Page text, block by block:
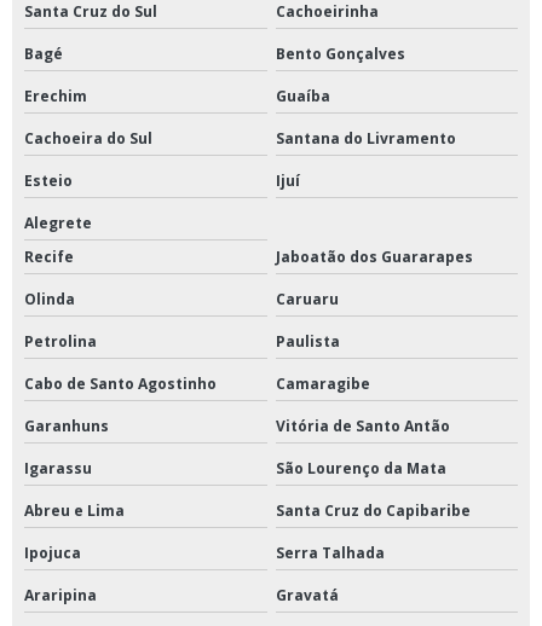
Santa Cruz do Sul Cachoeirinha
Bagé Bento Gonçalves
Erechim Guaíba
Cachoeira do Sul Santana do Livramento
Esteio Ijuí
Alegrete
Recife
Jaboatão dos Guararapes
Olinda Caruaru
Petrolina Paulista
Cabo de Santo Agostinho Camaragibe
Garanhuns Vitória de Santo Antão
Igarassu São Lourenço da Mata
Abreu e Lima Santa Cruz do Capibaribe
Ipojuca Serra Talhada
Araripina Gravatá